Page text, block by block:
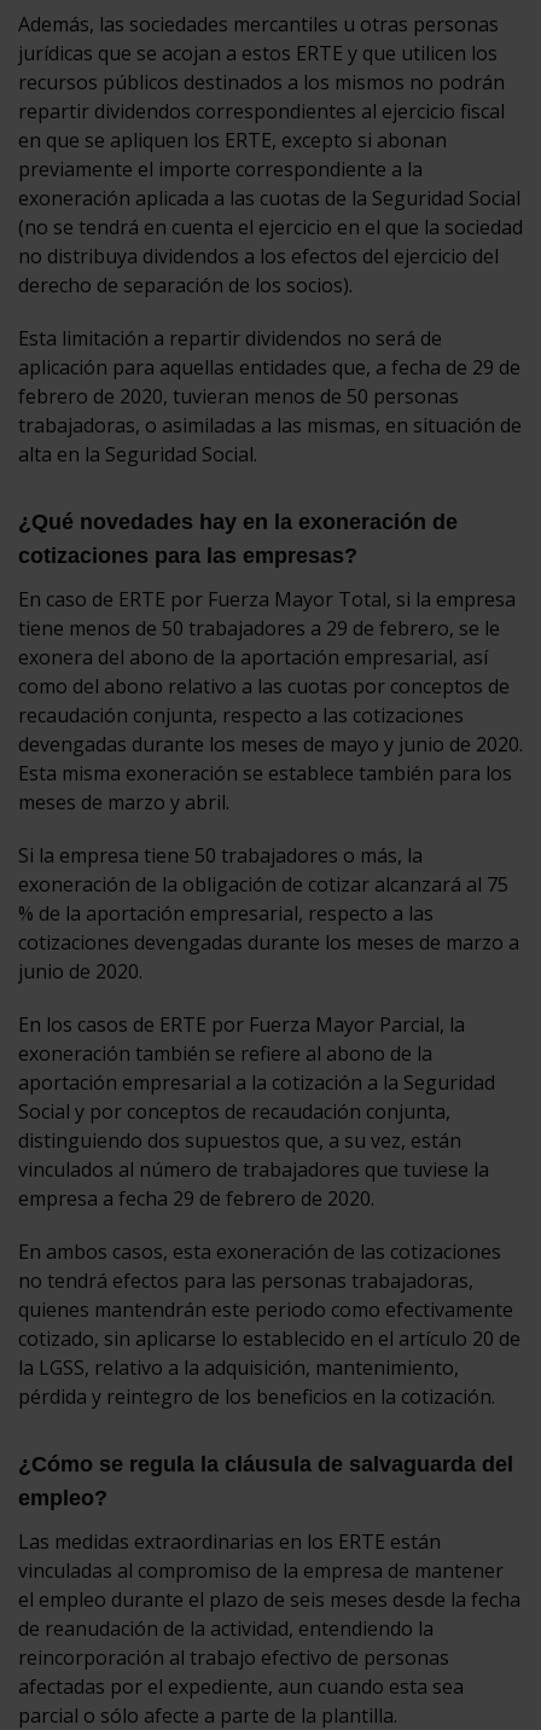
Además, las sociedades mercantiles u otras personas
jurídicas que se acojan a estos ERTE y que utilicen los
recursos públicos destinados a los mismos no podrán
repartir dividendos correspondientes al ejercicio fiscal
en que se apliquen los ERTE, excepto si abonan
previamente el importe correspondiente a la
exoneración aplicada a las cuotas de la Seguridad Social
(no se tendrá en cuenta el ejercicio en el que la sociedad
no distribuya dividendos a los efectos del ejercicio del
derecho de separación de los socios).
Esta limitación a repartir dividendos no será de
aplicación para aquellas entidades que, a fecha de 29 de
febrero de 2020, tuvieran menos de 50 personas
trabajadoras, o asimiladas a las mismas, en situación de
alta en la Seguridad Social.
¿Qué novedades hay en la exoneración de
cotizaciones para las empresas?
En caso de ERTE por Fuerza Mayor Total, si la empresa
tiene menos de 50 trabajadores a 29 de febrero, se le
exonera del abono de la aportación empresarial, así
como del abono relativo a las cuotas por conceptos de
recaudación conjunta, respecto a las cotizaciones
devengadas durante los meses de mayo y junio de 2020.
Esta misma exoneración se establece también para los
meses de marzo y abril.
Si la empresa tiene 50 trabajadores o más, la
exoneración de la obligación de cotizar alcanzará al 75
% de la aportación empresarial, respecto a las
cotizaciones devengadas durante los meses de marzo a
junio de 2020.
En los casos de ERTE por Fuerza Mayor Parcial, la
exoneración también se refiere al abono de la
aportación empresarial a la cotización a la Seguridad
Social y por conceptos de recaudación conjunta,
distinguiendo dos supuestos que, a su vez, están
vinculados al número de trabajadores que tuviese la
empresa a fecha 29 de febrero de 2020.
En ambos casos, esta exoneración de las cotizaciones
no tendrá efectos para las personas trabajadoras,
quienes mantendrán este periodo como efectivamente
cotizado, sin aplicarse lo establecido en el artículo 20 de
la LGSS, relativo a la adquisición, mantenimiento,
pérdida y reintegro de los beneficios en la cotización.
¿Cómo se regula la cláusula de salvaguarda del
empleo?
Las medidas extraordinarias en los ERTE están
vinculadas al compromiso de la empresa de mantener
el empleo durante el plazo de seis meses desde la fecha
de reanudación de la actividad, entendiendo la
reincorporación al trabajo efectivo de personas
afectadas por el expediente, aun cuando esta sea
parcial o sólo afecte a parte de la plantilla.